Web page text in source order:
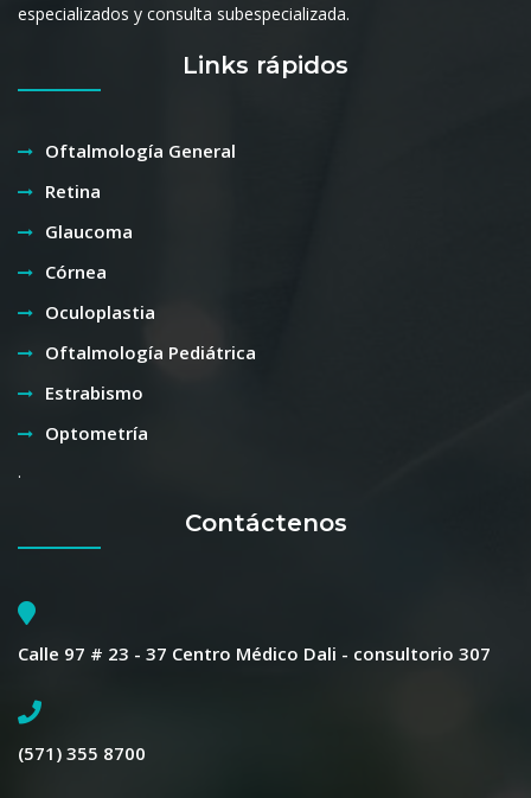
especializados y consulta subespecializada.
Links rápidos
Oftalmología General
Retina
Glaucoma
Córnea
Oculoplastia
Oftalmología Pediátrica
Estrabismo
Optometría
.
Contáctenos
Calle 97 # 23 - 37 Centro Médico Dali - consultorio 307
(571) 355 8700